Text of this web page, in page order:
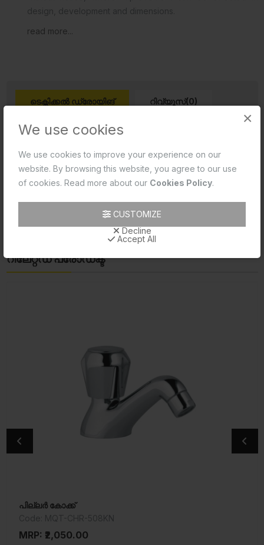
×
We use cookies
We use cookies to improve your experience on our
website. By browsing this website, you agree to our use
of cookies. Read more about our Cookies Policy.
CUSTOMIZE
Decline
Accept All
read more...
ടെക്നിക്കൽ ഡ്രോയിങ് റിവ്യൂസ്(0)
Product 2D CAD
Product Data Sheet
Product Technical Image
റിലേറ്റഡ് പ്രോഡക്ട്
പില്ലർ കോക്ക്
MRP: ₹2,050.00
ബിബ് കോക്ക്
MRP: ₹1,500.00